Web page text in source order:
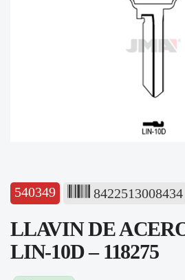
540349 8422513008434
LLAVIN DE
LIN-10D – 118275